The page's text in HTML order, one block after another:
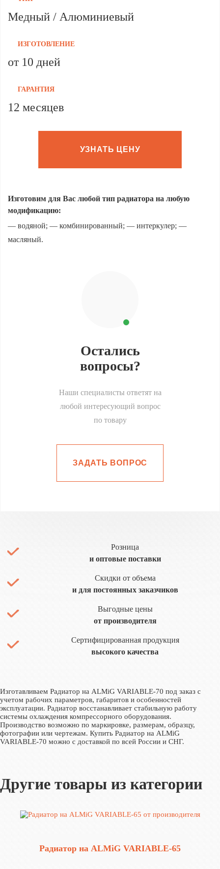
Медный / Алюминиевый
ИЗГОТОВЛЕНИЕ
от 10 дней
ГАРАНТИЯ
12 месяцев
УЗНАТЬ ЦЕНУ
Изготовим для Вас любой тип радиатора на любую
модификацию:
— водяной; — комбинированный; — интеркулер; —
масляный.
Остались
вопросы?
Наши специалисты ответят на
любой интересующий вопрос
по товару
ЗАДАТЬ ВОПРОС
Розница
и оптовые поставки
Скидки от объема
и для постоянных заказчиков
Выгодные цены
от производителя
Сертифицированная продукция
высокого качества
Изготавливаем Радиатор на ALMiG VARIABLE‑70 под заказ с
учетом рабочих параметров, габаритов и особенностей
эксплуатации. Радиатор восстанавливает стабильную работу
системы охлаждения компрессорного оборудования.
Производство возможно по маркировке, размерам, образцу,
фотографии или чертежам. Купить Радиатор на ALMiG
VARIABLE‑70 можно с доставкой по всей России и СНГ.
Другие товары из категории
Радиатор на ALMiG VARIABLE‑65